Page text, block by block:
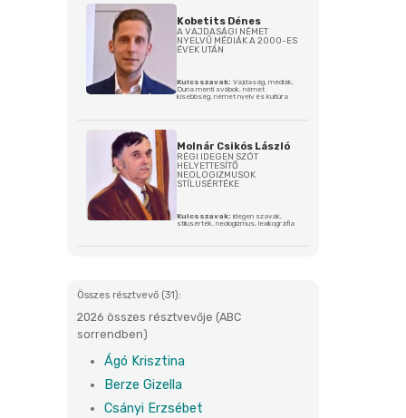
Kobetits Dénes
A VAJDASÁGI NÉMET
NYELVŰ MÉDIÁK A 2000-ES
ÉVEK UTÁN
Kulcsszavak: Vajdaság, médiák,
Duna menti svábok, német
kisebbség, német nyelv és kultúra
Molnár Csikós László
RÉGI IDEGEN SZÓT
HELYETTESÍTŐ
NEOLOGIZMUSOK
STÍLUSÉRTÉKE
Kulcsszavak: idegen szavak,
stílusérték, neologizmus, lexikográfia
Összes résztvevő (31):
2026 összes résztvevője (ABC
sorrendben)
Ágó Krisztina
Berze Gizella
Csányi Erzsébet